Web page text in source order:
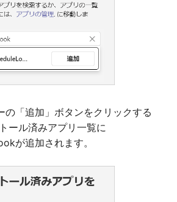
「追加」ボタンをクリックする
ール済みアプリ一覧に
が追加されます。